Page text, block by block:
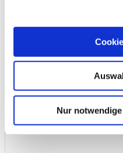
Nur
Lieferzeit